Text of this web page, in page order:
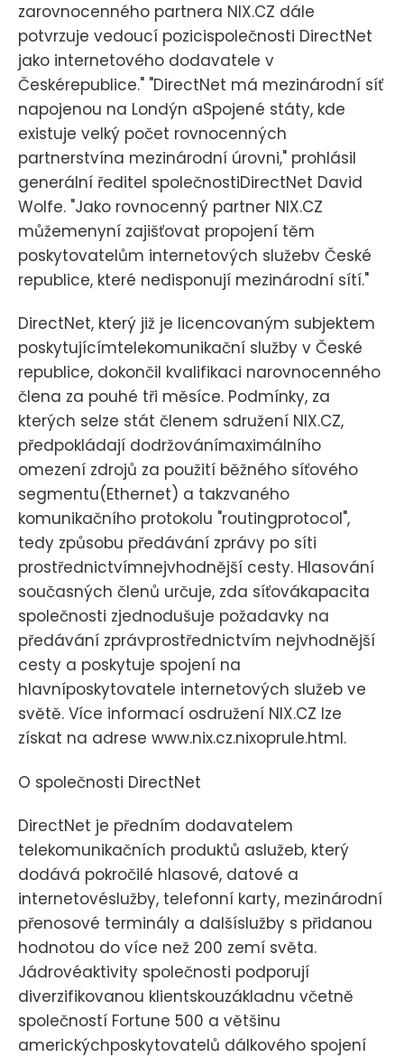
zarovnocenného partnera NIX.CZ dále
potvrzuje vedoucí pozicispolečnosti DirectNet
jako internetového dodavatele v
Českérepublice." "DirectNet má mezinárodní síť
napojenou na Londýn aSpojené státy, kde
existuje velký počet rovnocenných
partnerstvína mezinárodní úrovni," prohlásil
generální ředitel společnostiDirectNet David
Wolfe. "Jako rovnocenný partner NIX.CZ
můžemenyní zajišťovat propojení těm
poskytovatelům internetových služebv České
republice, které nedisponují mezinárodní sítí."
DirectNet, který již je licencovaným subjektem
poskytujícímtelekomunikační služby v České
republice, dokončil kvalifikaci narovnocenného
člena za pouhé tři měsíce. Podmínky, za
kterých selze stát členem sdružení NIX.CZ,
předpokládají dodržovánímaximálního
omezení zdrojů za použití běžného síťového
segmentu(Ethernet) a takzvaného
komunikačního protokolu "routingprotocol",
tedy způsobu předávání zprávy po síti
prostřednictvímnejvhodnější cesty. Hlasování
současných členů určuje, zda síťovákapacita
společnosti zjednodušuje požadavky na
předávání zprávprostřednictvím nejvhodnější
cesty a poskytuje spojení na
hlavníposkytovatele internetových služeb ve
světě. Více informací osdružení NIX.CZ lze
získat na adrese www.nix.cz.nixoprule.html.
O společnosti DirectNet
DirectNet je předním dodavatelem
telekomunikačních produktů aslužeb, který
dodává pokročilé hlasové, datové a
internetovéslužby, telefonní karty, mezinárodní
přenosové terminály a dalšíslužby s přidanou
hodnotou do více než 200 zemí světa.
Jádrovéaktivity společnosti podporují
diverzifikovanou klientskouzákladnu včetně
společností Fortune 500 a většinu
americkýchposkytovatelů dálkového spojení